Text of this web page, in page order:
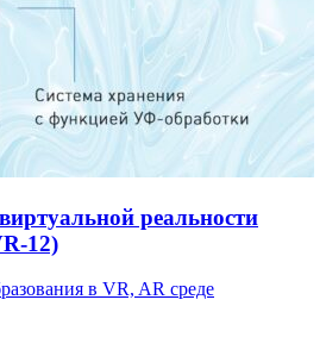
реальности
12)
в VR, AR среде